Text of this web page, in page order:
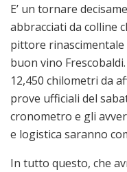
E’ un tornare
abbracciati da colline
pittore
buon vino
12,450 chilometri da
prove ufficiali del
cronometro e gli
e logistica saranno
In tutto questo, che